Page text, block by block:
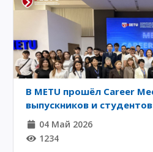
В METU прошёл Career
выпускников и студентов
04 Май 2026
1234